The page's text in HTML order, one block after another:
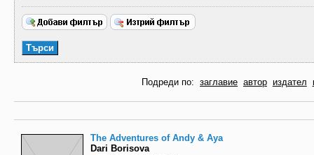
Подреди по: заглавие автор издател
The Adventures of Andy & Aya
Dari Borisova